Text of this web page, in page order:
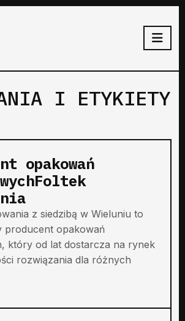
I ETYKIETY
opakowań
z siedzibą w Wieluniu to
producent opakowań
który od lat dostarcza na rynek
rozwiązania dla różnych